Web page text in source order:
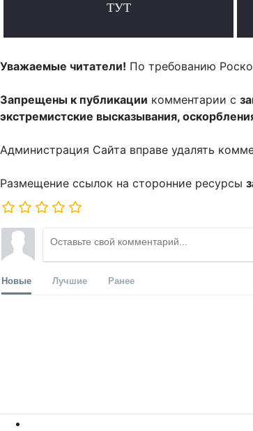
ТУТ
Уважаемые читатели! По требованию
Запрещены к публикации комментарии с
экстремистские высказывания,
Администрация Сайта вправе удалять
Размещение ссылок на сторонние ресурсы
Новые Лучшие Ранее